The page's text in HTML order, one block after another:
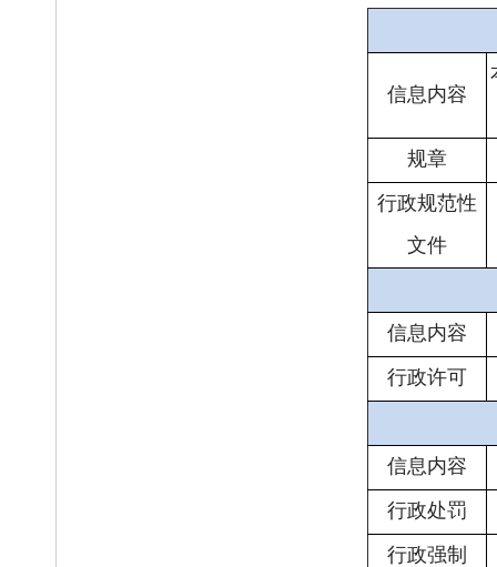
信息内容
规章
行政规范性
文件
信息内容
行政许可
信息内容
行政处罚
行政强制